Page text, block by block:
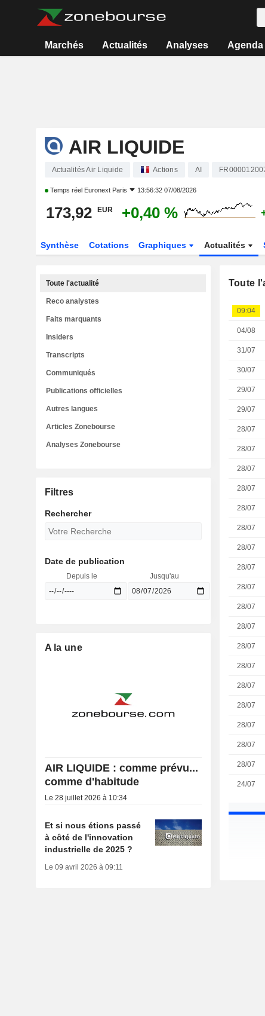
Marchés Actualités Analyses Agenda
AIR LIQUIDE
Actualités Air Liquide Actions AI
Temps réel Euronext Paris 13:56:32 07/08/2026
173,92 EUR +0,40 %
Synthèse Cotations Graphiques Actualités
Toute
09:04
04/08
31/07
30/07
29/07
29/07
28/07
28/07
28/07
28/07
28/07
28/07
28/07
28/07
28/07
28/07
28/07
28/07
28/07
28/07
28/07
28/07
28/07
28/07
24/07
Toute l'actualité
Reco analystes
Faits marquants
Insiders
Transcripts
Communiqués
Publications officielles
Autres langues
Articles Zonebourse
Analyses Zonebourse
Filtres
Rechercher
Date de publication
Depuis le Jusqu'au
A la une
AIR LIQUIDE : comme prévu...
comme d'habitude
Le 28 juillet 2026 à 10:34
Et si nous étions passé
à côté de l'innovation
industrielle de 2025 ?
Le 09 avril 2026 à 09:11